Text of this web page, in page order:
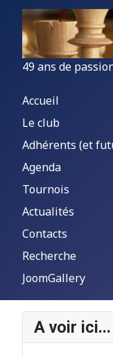
49 ans de
Accueil
Le club
Adhérents (et
Agenda
Tournois
Actualités
Contacts
Recherche
JoomGallery
A voir ici...